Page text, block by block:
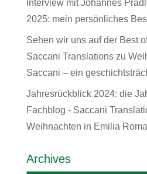
Interview mit Johannes
2025: mein persönliches
Sehen wir uns auf der Best
Saccani Translationszu
Saccani – ein
Jahresrückblick 2024: die
Fachblog - Saccani
Weihnachten in Emilia
Archives